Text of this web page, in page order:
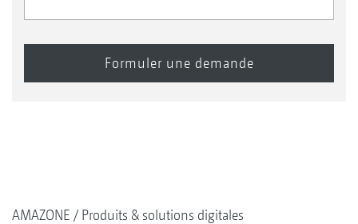
AMAZONE
Produits & solutions digitales